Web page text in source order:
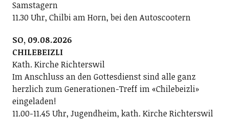
Samstagern
11.30 Uhr, Chilbi am Horn, bei den Autoscootern
SO, 09.08.2026
CHILEBEIZLI
Kath. Kirche Richterswil
Im Anschluss an den Gottesdienst sind alle ganz
herzlich zum Generationen-Treff im «Chilebeizli»
eingeladen!
11.00-11.45 Uhr, Jugendheim, kath. Kirche Richterswil